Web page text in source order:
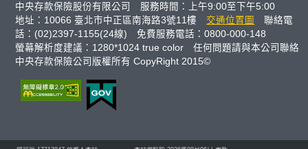
中央存款保險股份有限公司 服務時間：上午9:00至下午5:00
地址：10066 臺北市中正區南海路3號11樓
交通位置圖
聯絡電
話：(02)2397-1155(24線) 免費服務電話：0800-000-148
螢幕解析度建議：1280*1024 true color 任何問題請與本公司聯絡
中央存款保險公司版權所有 CopyRight 2015©